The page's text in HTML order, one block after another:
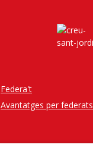
Federa't
Avantatges per federats